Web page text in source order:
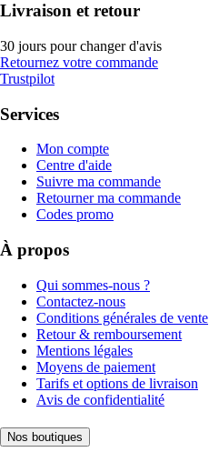
Livraison et retour
30 jours pour changer d'avis
Retournez votre commande
Trustpilot
Services
Mon compte
Centre d'aide
Suivre ma commande
Retourner ma commande
Codes promo
À propos
Qui sommes-nous ?
Contactez-nous
Conditions générales de vente
Retour & remboursement
Mentions légales
Moyens de paiement
Tarifs et options de livraison
Avis de confidentialité
Nos boutiques